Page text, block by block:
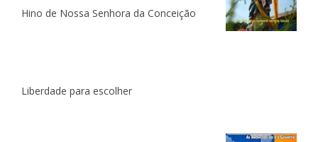
Hino de Nossa Senhora da Conceição
Liberdade para escolher